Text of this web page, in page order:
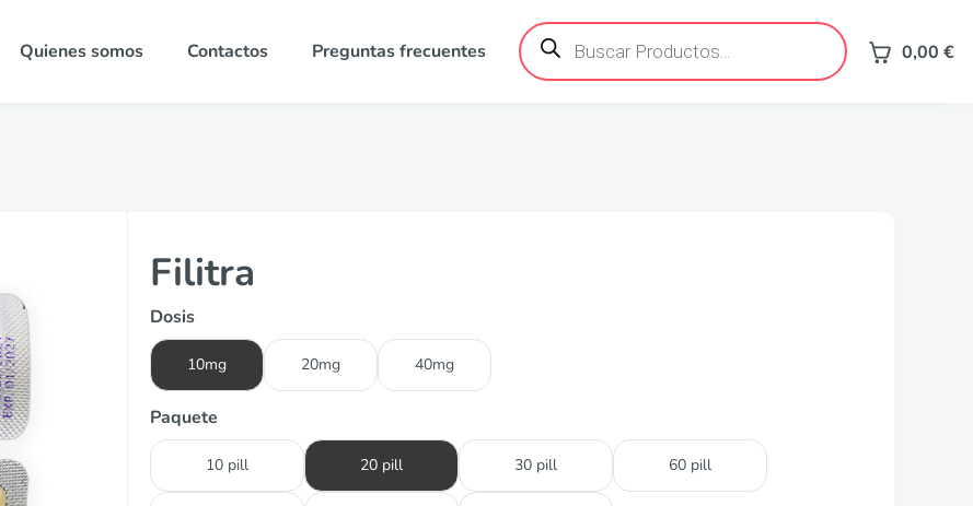
Quienes somos Contactos Preguntas frecuentes
Búsqueda
de
productos 0,00 €
Filitra
Dosis
10mg 20mg 40mg
Paquete
10 pill 20 pill 30 pill 60 pill